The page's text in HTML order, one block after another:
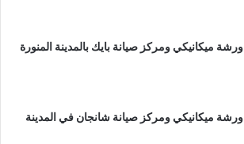
ورشة ميكانيكي ومركز صيانة بايك بالمدينة المنورة
ورشة ميكانيكي ومركز صيانة شانجان في المدينة